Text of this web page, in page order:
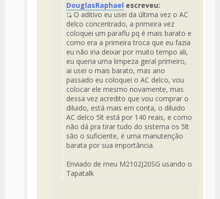
DouglasRaphael escreveu:
Fuente
del
Mensaje
O aditivo eu usei da última vez o AC
delco concentrado, a primeira vez
coloquei um paraflu pq é mais barato e
como era a primeira troca que eu fazia
eu não iria deixar por muito tempo ali,
eu queria uma limpeza geral primeiro,
ai usei o mais barato, mas ano
passado eu coloquei o AC delco, vou
colocar ele mesmo novamente, mas
dessa vez acredito que vou comprar o
diluido, está mais em conta, o diluido
AC delco 5lt está por 140 reais, e como
não dá pra tirar tudo do sistema os 5lt
são o suficiente, é uma manutenção
barata por sua importância.
Enviado de meu M2102J20SG usando o
Tapatalk